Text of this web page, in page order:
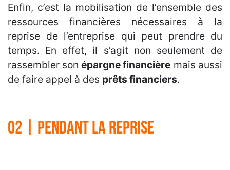
Enfin, c’est la mobilisation de l’ensemble des
ressources financières nécessaires à la
reprise de l’entreprise qui peut prendre du
temps. En effet, il s’agit non seulement de
rassembler son épargne financière mais aussi
de faire appel à des prêts financiers.
02 | Pendant la reprise